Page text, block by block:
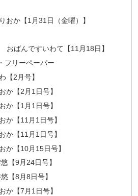
おか【1月31日（金曜）】
おばんですいわて【11月18日】
フリーペーパー
【2月号】
か【2月1日号】
か【1月1日号】
か【11月1日号】
か【11月1日号】
か【10月15日号】
【9月24日号】
【8月8日号】
か【7月1日号】